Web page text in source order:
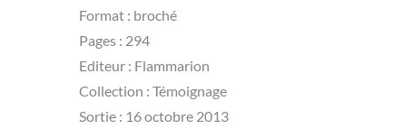
Format : broché
Pages : 294
Editeur : Flammarion
Collection : Témoignage
Sortie : 16 octobre 2013